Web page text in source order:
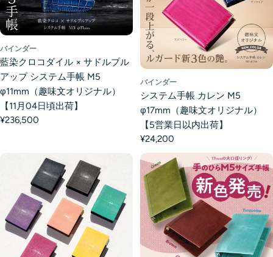
バインダー
藍染クロコダイル × サドルプル
アップ システム手帳 M5
φ11mm（趣味文オリジナル）
【11月04日頃出荷】
¥236,500
バインダー
システム手帳 カレン M5
φ17mm（趣味文オリジナル）
【5営業日以内出荷】
¥24,200